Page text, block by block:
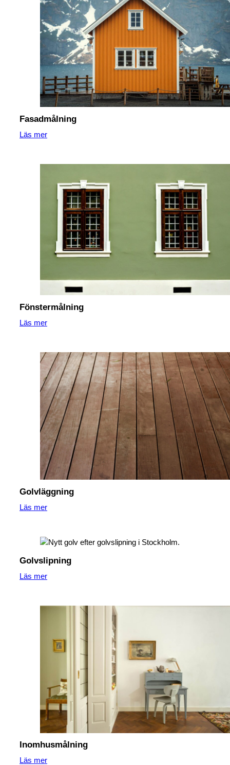
Fasadmålning
Läs mer
Fönstermålning
Läs mer
Golvläggning
Läs mer
Golvslipning
Läs mer
Inomhusmålning
Läs mer